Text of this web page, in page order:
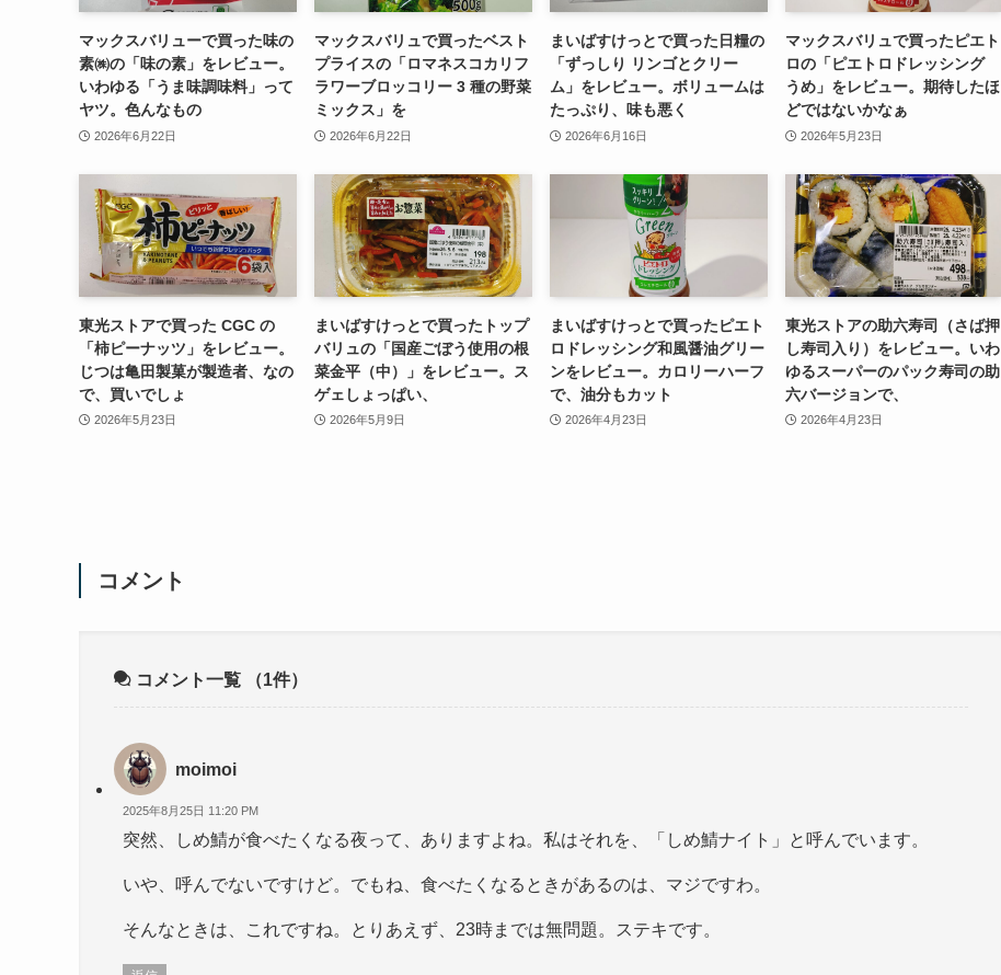
マックスバリューで買った味の
素㈱の「味の素」をレビュー。
いわゆる「うま味調味料」って
ヤツ。色んなもの
2026年6月22日
マックスバリュで買ったベスト
プライスの「ロマネスコカリフ
ラワーブロッコリー 3 種の野菜
ミックス」を
2026年6月22日
まいばすけっとで買った日糧の
「ずっしり リンゴとクリー
ム」をレビュー。ボリュームは
たっぷり、味も悪く
2026年6月16日
マックスバリュで買ったピエト
ロの「ピエトロドレッシング
うめ」をレビュー。期待したほ
どではないかなぁ
2026年5月23日
東光ストアで買った CGC の
「柿ピーナッツ」をレビュー。
じつは亀田製菓が製造者、なの
で、買いでしょ
2026年5月23日
まいばすけっとで買ったトップ
バリュの「国産ごぼう使用の根
菜金平（中）」をレビュー。ス
ゲェしょっぱい、
2026年5月9日
まいばすけっとで買ったピエト
ロドレッシング和風醤油グリー
ンをレビュー。カロリーハーフ
で、油分もカット
2026年4月23日
東光ストアの助六寿司（さば押
し寿司入り）をレビュー。いわ
ゆるスーパーのパック寿司の助
六バージョンで、
2026年4月23日
コメント
コメント一覧 （1件）
moimoi
2025年8月25日 11:20 PM
突然、しめ鯖が食べたくなる夜って、ありますよね。私はそれを、「しめ鯖ナイト」と呼んでいます。
いや、呼んでないですけど。でもね、食べたくなるときがあるのは、マジですわ。
そんなときは、これですね。とりあえず、23時までは無問題。ステキです。